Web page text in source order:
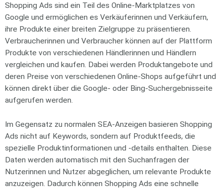
Shopping Ads sind ein Teil des Online-Marktplatzes von
Google und ermöglichen es Verkäuferinnen und Verkäufern,
ihre Produkte einer breiten Zielgruppe zu präsentieren.
Verbraucherinnen und Verbraucher können auf der Plattform
Produkte von verschiedenen Händlerinnen und Händlern
vergleichen und kaufen. Dabei werden Produktangebote und
deren Preise von verschiedenen Online-Shops aufgeführt und
können direkt über die Google- oder Bing-Suchergebnisseite
aufgerufen werden.
Im Gegensatz zu normalen SEA-Anzeigen basieren Shopping
Ads nicht auf Keywords, sondern auf Produktfeeds, die
spezielle Produktinformationen und -details enthalten. Diese
Daten werden automatisch mit den Suchanfragen der
Nutzerinnen und Nutzer abgeglichen, um relevante Produkte
anzuzeigen. Dadurch können Shopping Ads eine schnelle